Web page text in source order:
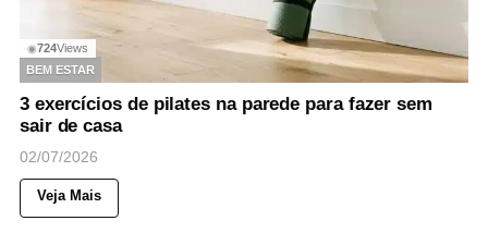
◉724Views
BEM ESTAR
3 exercícios de pilates na parede para fazer sem
sair de casa
02/07/2026
Veja Mais